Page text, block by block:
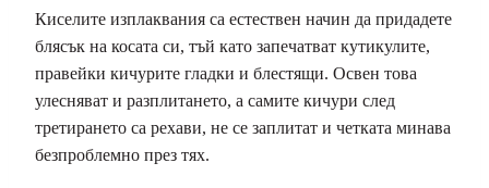
Киселите изплаквания са естествен начин да придадете
блясък на косата си, тъй като запечатват кутикулите,
правейки кичурите гладки и блестящи. Освен това
улесняват и разплитането, а самите кичури след
третирането са рехави, не се заплитат и четката минава
безпроблемно през тях.